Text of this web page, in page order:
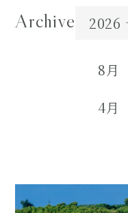
Archive 2026
8月
4月